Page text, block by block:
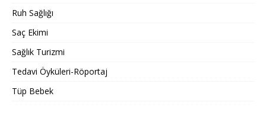
Ruh Sağlığı
Saç Ekimi
Sağlık Turizmi
Tedavi Öyküleri-Röportaj
Tüp Bebek